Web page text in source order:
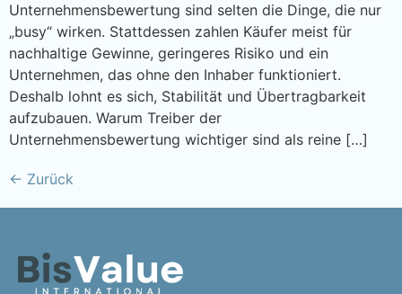
Unternehmensbewertung sind selten die Dinge, die nur
„busy“ wirken. Stattdessen zahlen Käufer meist für
nachhaltige Gewinne, geringeres Risiko und ein
Unternehmen, das ohne den Inhaber funktioniert.
Deshalb lohnt es sich, Stabilität und Übertragbarkeit
aufzubauen. Warum Treiber der
Unternehmensbewertung wichtiger sind als reine […]
← Zurück